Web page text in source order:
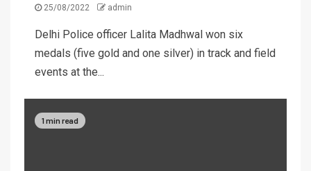
25/08/2022 admin
Delhi Police officer Lalita Madhwal won six
medals (five gold and one silver) in track and field
events at the...
1 min read